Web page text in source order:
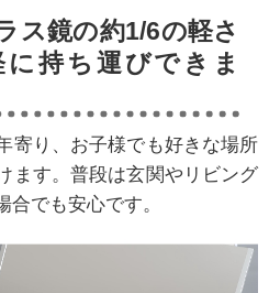
ス鏡の約1/6の軽さ
持ち運びできま
寄り、お子様でも好きな場所
ます。普段は玄関やリビング
でも安心です。